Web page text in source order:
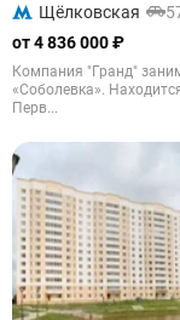
Щёлковская
от 4 836 000 ₽
Компания "Гранд"
«Соболевка».
Перв...